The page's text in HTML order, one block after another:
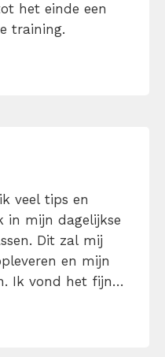
het einde een
training.
veel tips en
in mijn dagelijkse
Dit zal mij
en mijn
Ik vond het fijn
gaf uit